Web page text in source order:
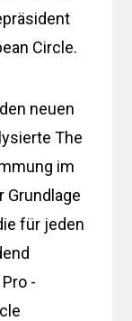
Circle.
neuen
The
im
Grundlage
für jeden
-